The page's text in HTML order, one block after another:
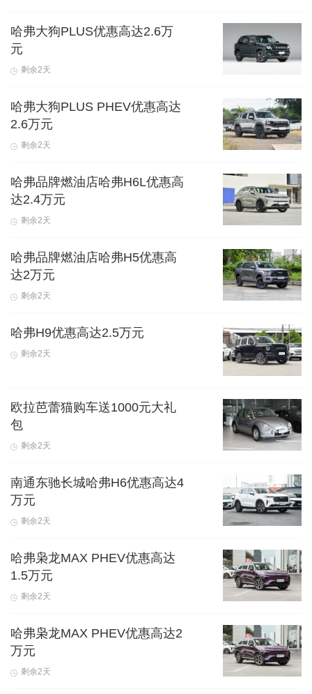
哈弗大狗PLUS优惠高达2.6万
元
剩余2天
哈弗大狗PLUS PHEV优惠高达
2.6万元
剩余2天
哈弗品牌燃油店哈弗H6L优惠高
达2.4万元
剩余2天
哈弗品牌燃油店哈弗H5优惠高
达2万元
剩余2天
哈弗H9优惠高达2.5万元
剩余2天
欧拉芭蕾猫购车送1000元大礼
包
剩余2天
南通东驰长城哈弗H6优惠高达4
万元
剩余2天
哈弗枭龙MAX PHEV优惠高达
1.5万元
剩余2天
哈弗枭龙MAX PHEV优惠高达2
万元
剩余2天